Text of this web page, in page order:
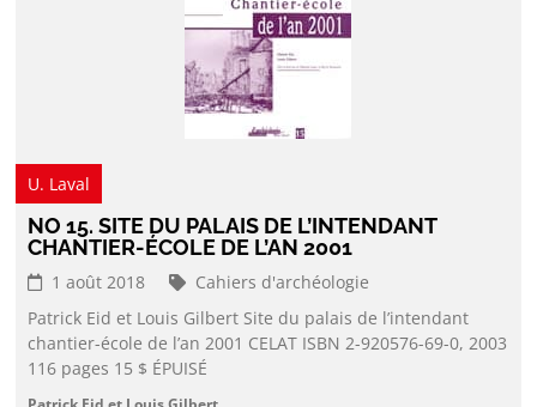
U. Laval
NO 15. SITE DU PALAIS DE L’INTENDANT
CHANTIER-ÉCOLE DE L’AN 2001
1 août 2018
Cahiers d'archéologie
Patrick Eid et Louis Gilbert Site du palais de l’intendant
chantier-école de l’an 2001 CELAT ISBN 2-920576-69-0, 2003
116 pages 15 $ ÉPUISÉ